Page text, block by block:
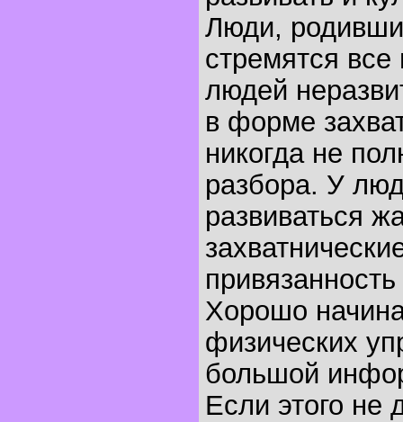
Люди,
стремятся
людей
в форме
никогда не
разбора. У
развиваться
Хорошо
физических
большой
Если этого не